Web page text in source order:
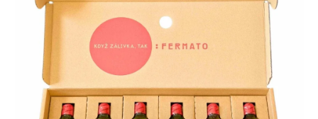
5
hviezdičiek.